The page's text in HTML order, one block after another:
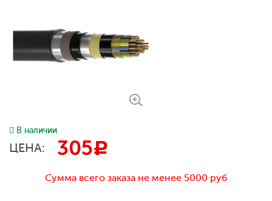
В наличии
ЦЕНА: 305c
Сумма всего заказа не менее 5000 руб